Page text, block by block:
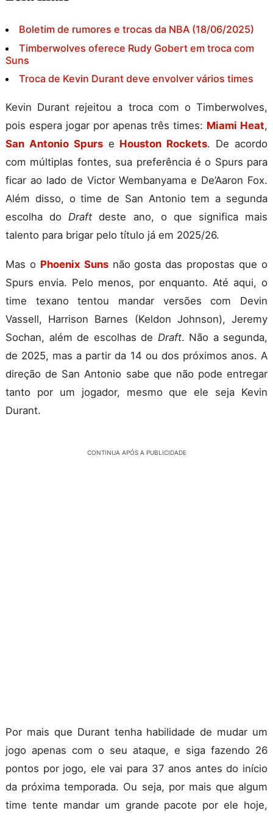
Boletim de rumores e trocas da NBA (18/06/2025)
Timberwolves oferece Rudy Gobert em troca com
Suns
Troca de Kevin Durant deve envolver vários times
Kevin Durant rejeitou a troca com o Timberwolves,
pois espera jogar por apenas três times: Miami Heat,
San Antonio Spurse Houston Rockets. De acordo
com múltiplas fontes, sua preferência é o Spurs para
ficar ao lado de Victor Wembanyama e De’Aaron Fox.
Além disso, o time de San Antonio tem a segunda
escolha do Draft deste ano, o que significa mais
talento para brigar pelo título já em 2025/26.
Mas o Phoenix Sunsnão gosta das propostas que o
Spurs envia. Pelo menos, por enquanto. Até aqui, o
time texano tentou mandar versões com Devin
Vassell, Harrison Barnes (Keldon Johnson), Jeremy
Sochan, além de escolhas de Draft. Não a segunda,
de 2025, mas a partir da 14 ou dos próximos anos. A
direção de San Antonio sabe que não pode entregar
tanto por um jogador, mesmo que ele seja Kevin
Durant.
CONTINUA APÓS A PUBLICIDADE
Por mais que Durant tenha habilidade de mudar um
jogo apenas com o seu ataque, e siga fazendo 26
pontos por jogo, ele vai para 37 anos antes do início
da próxima temporada. Ou seja, por mais que algum
time tente mandar um grande pacote por ele hoje,